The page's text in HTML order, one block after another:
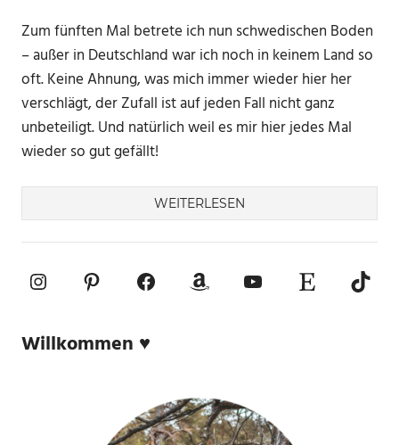
Zum fünften Mal betrete ich nun schwedischen Boden
– außer in Deutschland war ich noch in keinem Land so
oft. Keine Ahnung, was mich immer wieder hier her
verschlägt, der Zufall ist auf jeden Fall nicht ganz
unbeteiligt. Und natürlich weil es mir hier jedes Mal
wieder so gut gefällt!
WEITERLESEN
InstagramPinterestFacebookAmazonYouTube
Etsy-Shop
Willkommen ♥